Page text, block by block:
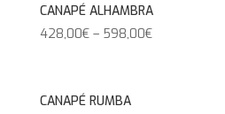
CANAPÉ ALHAMBRA
428,00€– 598,00€
CANAPÉ RUMBA